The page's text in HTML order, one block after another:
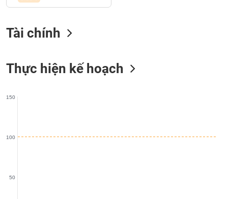
Tài chính
Thực hiện kế hoạch
50
100
150
SÓC
TÀI
CÔNG